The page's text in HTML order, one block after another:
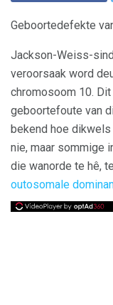
Geboortedefekte
Jackson-Weiss-
veroorsaak word
chromosoom 10.
geboortefoute van
bekend hoe
nie, maar sommige
die wanorde te hê,
outosomale